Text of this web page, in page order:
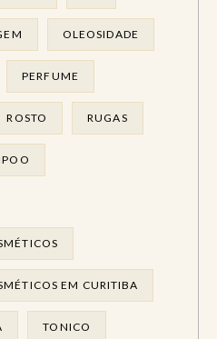
OLEOSIDADE
PERFUME
ROSTO RUGAS
EM CURITIBA
TONICO